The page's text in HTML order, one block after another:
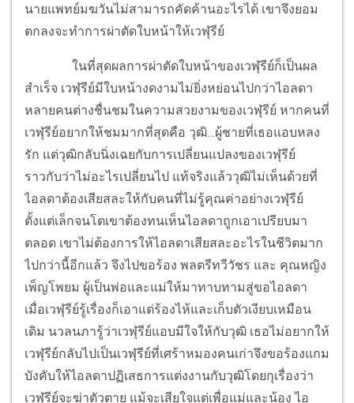
นายแพทย์มฆวันไม่สามารถคัดค้านอะไรได้ เขาจึงยอม
ตกลงจะทำการผ่าตัดใบหน้าให้เวฬุรีย์
ในที่สุดผลการผ่าตัดใบหน้าของเวฬุรีย์ก็เป็นผล
สำเร็จ เวฬุรีย์มีใบหน้างดงามไม่ยิ่งหย่อนไปกว่าไอลดา
หลายคนต่างชื่นชมในความสวยงามของเวฬุรีย์ หากคนที่
เวฬุรีย์อยากให้ชมมากที่สุดคือ วุฒิ…ผู้ชายที่เธอแอบหลง
รัก แต่วุฒิกลับนิ่งเฉยกับการเปลี่ยนแปลงของเวฬุรีย์
ราวกับว่าไม่อะไรเปลี่ยนไป แท้จริงแล้ววุฒิไม่เห็นด้วยที่
ไอลดาต้องเสียสละให้กับคนที่ไม่รู้คุณค่าอย่างเวฬุรีย์
ตั้งแต่เล็กจนโตเขาต้องทนเห็นไอลดาถูกเอาเปรียบมา
ตลอด เขาไม่ต้องการให้ไอลดาเสียสละอะไรในชีวิตมาก
ไปกว่านี้อีกแล้ว จึงไปขอร้อง พลตรีทวีวัชร และ คุณหญิง
เพ็ญโพยม ผู้เป็นพ่อและแม่ให้มาทาบทามสู่ขอไอลดา
เมื่อเวฬุรีย์รู้เรื่องก็เอาแต่ร้องไห้และเก็บตัวเงียบเหมือน
เดิม นวลนภารู้ว่าเวฬุรีย์แอบมีใจให้กับวุฒิ เธอไม่อยากให้
เวฬุรีย์กลับไปเป็นเวฬุรีย์ที่เศร้าหมองคนเก่าจึงขอร้องแกม
บังคับให้ไอลดาปฏิเสธการแต่งงานกับวุฒิโดยกุเรื่องว่า
เวฬุรีย์จะฆ่าตัวตาย แม้จะเสียใจแต่เพื่อแม่และน้อง ไอ